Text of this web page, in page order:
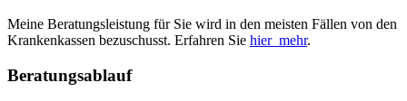
Meine Beratungsleistung für Sie wird in den meisten Fällen von den
Krankenkassen bezuschusst. Erfahren Sie hier mehr.
Beratungsablauf